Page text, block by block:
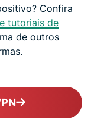
Confira
tutoriais de
de outros